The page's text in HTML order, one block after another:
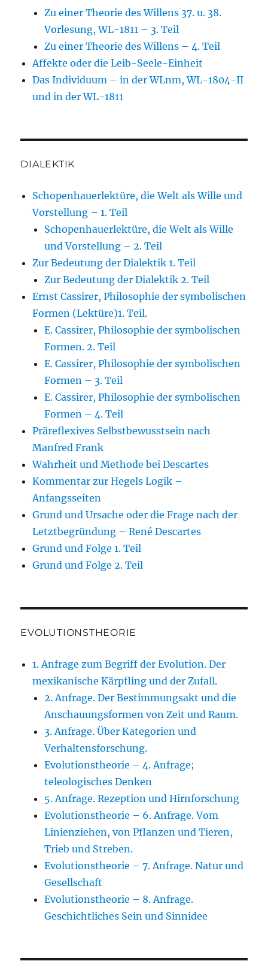
Zu einer Theorie des Willens 37. u. 38.
Vorlesung, WL-1811 – 3. Teil
Zu einer Theorie des Willens – 4. Teil
Affekte oder die Leib-Seele-Einheit
Das Individuum – in der WLnm, WL-1804-II
und in der WL-1811
DIALEKTIK
Schopenhauerlektüre, die Welt als Wille und
Vorstellung – 1. Teil
Schopenhauerlektüre, die Welt als Wille
und Vorstellung – 2. Teil
Zur Bedeutung der Dialektik 1. Teil
Zur Bedeutung der Dialektik 2. Teil
Ernst Cassirer, Philosophie der symbolischen
Formen (Lektüre)1. Teil.
E. Cassirer, Philosophie der symbolischen
Formen. 2. Teil
E. Cassirer, Philosophie der symbolischen
Formen – 3. Teil
E. Cassirer, Philosophie der symbolischen
Formen – 4. Teil
Präreflexives Selbstbewusstsein nach
Manfred Frank
Wahrheit und Methode bei Descartes
Kommentar zur Hegels Logik –
Anfangsseiten
Grund und Ursache oder die Frage nach der
Letztbegründung – René Descartes
Grund und Folge 1. Teil
Grund und Folge 2. Teil
EVOLUTIONSTHEORIE
1. Anfrage zum Begriff der Evolution. Der
mexikanische Kärpfling und der Zufall.
2. Anfrage. Der Bestimmungsakt und die
Anschauungsformen von Zeit und Raum.
3. Anfrage. Über Kategorien und
Verhaltensforschung.
Evolutionstheorie – 4. Anfrage;
teleologisches Denken
5. Anfrage. Rezeption und Hirnforschung
Evolutionstheorie – 6. Anfrage. Vom
Linienziehen, von Pflanzen und Tieren,
Trieb und Streben.
Evolutionstheorie – 7. Anfrage. Natur und
Gesellschaft
Evolutionstheorie – 8. Anfrage.
Geschichtliches Sein und Sinnidee